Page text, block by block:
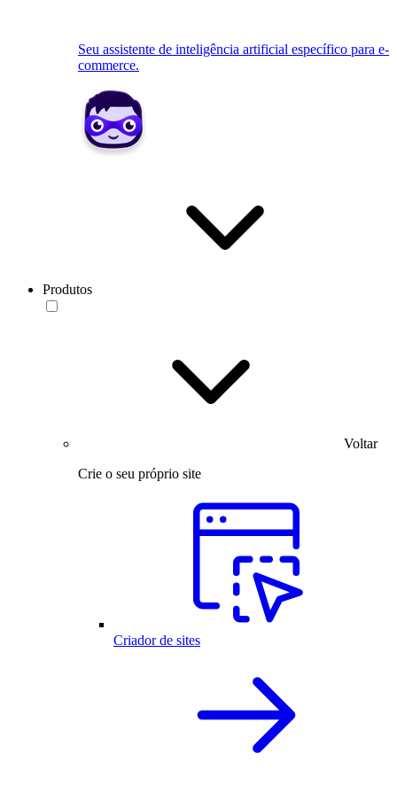
Seu assistente de inteligência artificial específico para e-
commerce.
Produtos
Voltar
Crie o seu próprio site
Criador de sites